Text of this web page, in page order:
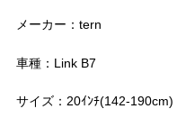
メーカー：tern
車種：Link B7
サイズ：20ｲﾝﾁ(142-190cm)